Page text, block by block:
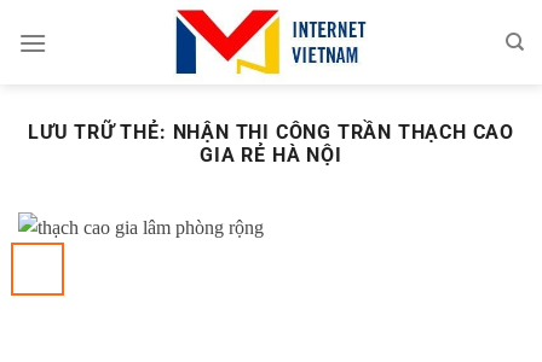
đến
LƯU TRỮ THẺ: NHẬN THI CÔNG TRẦN THẠCH CAO
GIA RẺ HÀ NỘI